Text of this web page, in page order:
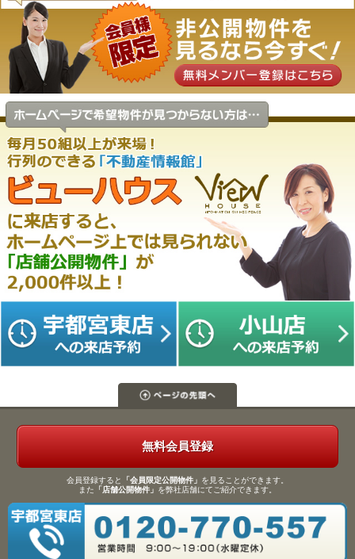
無料会員登録
会員登録すると 「会員限定公開物件」 を見ることができます。
また 「店舗公開物件」 を弊社店舗にてご紹介できます。